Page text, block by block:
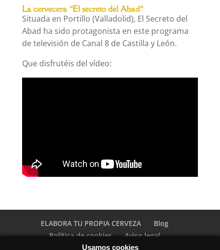
La cervecera «El secreto del Abad»
Situada en Portillo (Valladolid), El Secreto del
Abad ha sido protagonista en este programa
de televisión de Canal 8 de Castilla y León.
Que disfrutéis del vídeo:
ELABORA TU PROPIA CERVEZA
Blog
Política de cookies
Aviso legal
Términos y condiciones
Contacto
Usamos cookies